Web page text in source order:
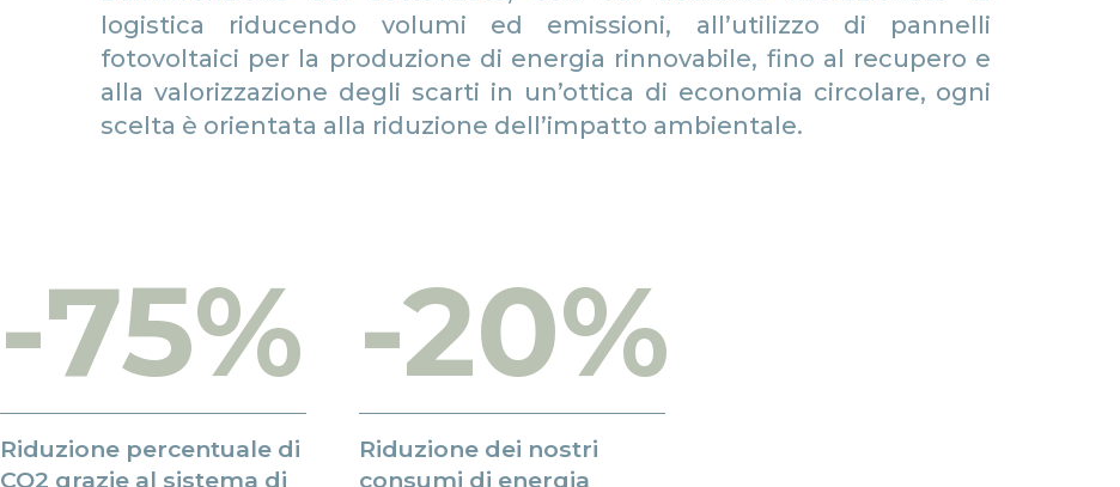
logistica riducendo volumi ed emissioni, all’utilizzo di pannelli
fotovoltaici per la produzione di energia rinnovabile, fino al recupero e
alla valorizzazione degli scarti in un’ottica di economia circolare, ogni
scelta è orientata alla riduzione dell’impatto ambientale.
-75%
Riduzione percentuale di
CO2 grazie al sistema di
-20%
Riduzione dei nostri
consumi di energia